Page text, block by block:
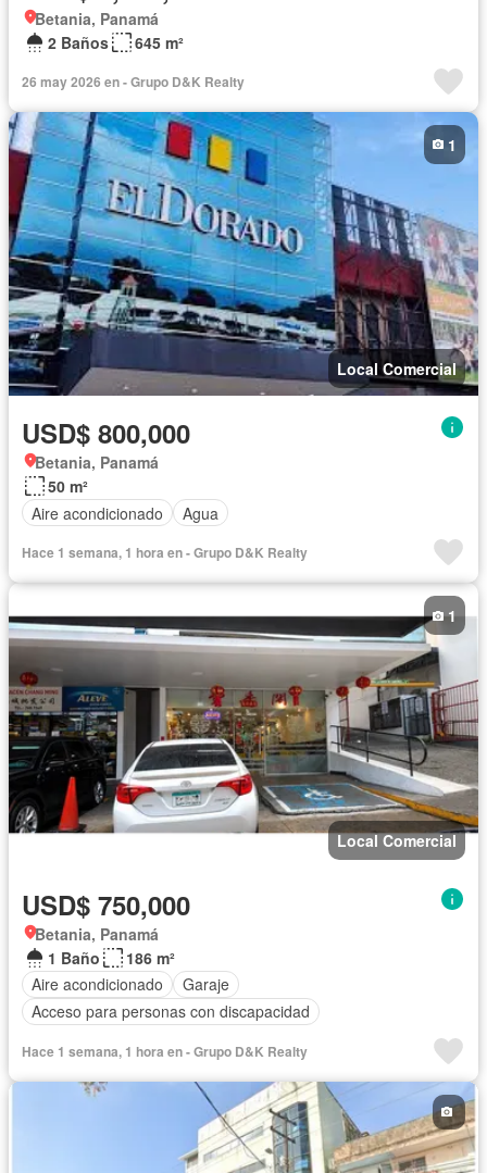
Betania, Panamá
2 Baños
645 m²
26 may 2026 en - Grupo D&K Realty
Local Comercial
1
USD$ 800,000
Betania, Panamá
50 m²
Aire acondicionado
Agua
Hace 1 semana, 1 hora en - Grupo D&K Realty
Local Comercial
1
USD$ 750,000
Betania, Panamá
1 Baño
186 m²
Aire acondicionado
Garaje
Acceso para personas con discapacidad
Hace 1 semana, 1 hora en - Grupo D&K Realty